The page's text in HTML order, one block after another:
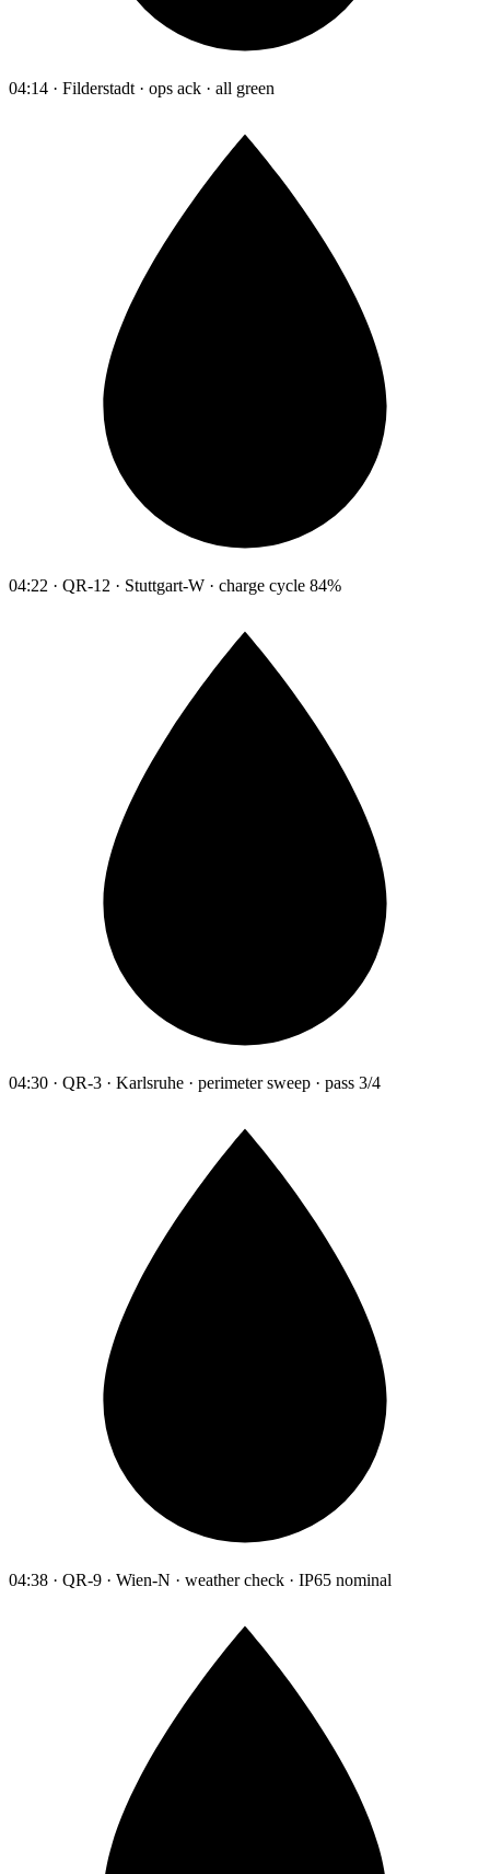
04:14 · Filderstadt · ops ack · all green
04:22 · QR-12 · Stuttgart-W · charge cycle 84%
04:30 · QR-3 · Karlsruhe · perimeter sweep · pass 3/4
04:38 · QR-9 · Wien-N · weather check · IP65 nominal